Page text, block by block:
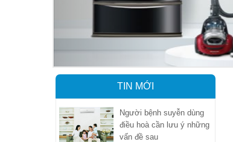
TIN MỚI
Người bệnh suyễn dùng
điều hoà cần lưu ý những
vấn đề sau